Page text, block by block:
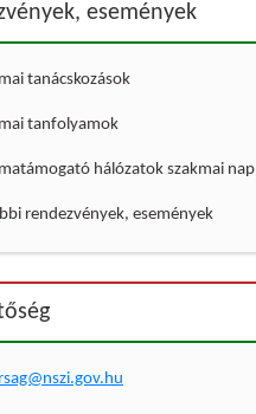
események
tanácskozások
tanfolyamok
hálózatok szakmai nap
rendezvények, események